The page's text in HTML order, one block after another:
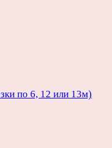
по 6, 12 или 13м)